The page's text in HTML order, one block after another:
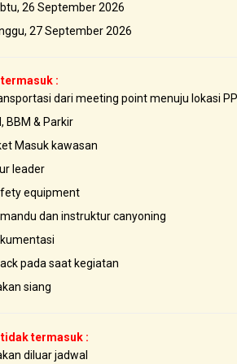
26 September 2026
27 September 2026
termasuk :
dari meeting point menuju lokasi PP
BBM & Parkir
Masuk kawasan
leader
equipment
dan instruktur canyoning
pada saat kegiatan
siang
tidak termasuk :
diluar jadwal